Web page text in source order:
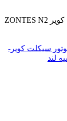
محصولات برچسب خورده “موتور سیکلت کویر ZONTES N2